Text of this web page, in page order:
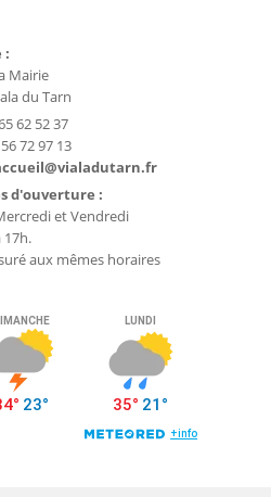
:
Mairie
du Tarn
62 52 37
72 97 13
d'ouverture :
et Vendredi
17h.
aux mêmes horaires